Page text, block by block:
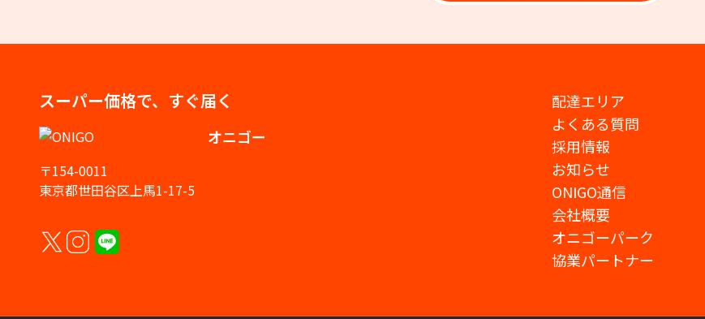
スーパー価格で、すぐ届く
オニゴー
〒154-0011
東京都世田谷区上馬1-17-5
配達エリア
よくある質問
採用情報
お知らせ
ONIGO通信
会社概要
オニゴーパーク
協業パートナー